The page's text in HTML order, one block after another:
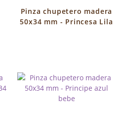
Pinza chupetero madera
50x34 mm - Princesa Lila